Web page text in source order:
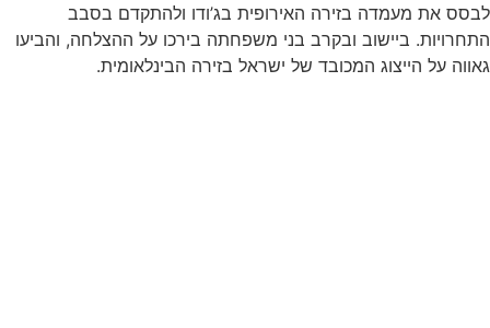
לבסס את מעמדה בזירה האירופית בג’ודו ולהתקדם בסבב
התחרויות. ביישוב ובקרב בני משפחתה בירכו על ההצלחה, והביעו
גאווה על הייצוג המכובד של ישראל בזירה הבינלאומית.